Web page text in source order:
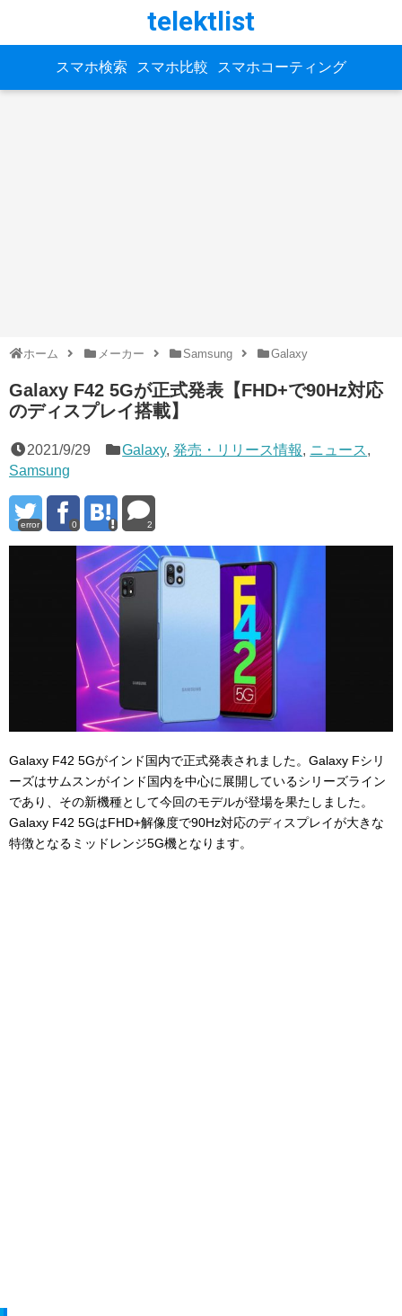
telektlist
スマホ検索 スマホ比較 スマホコーティング
ホーム メーカー Samsung Galaxy
Galaxy F42 5Gが正式発表【FHD+で90Hz対応
のディスプレイ搭載】
2021/9/29 Galaxy,発売・リリース情報, ニュース,
Samsung
error 0 2
Galaxy F42 5Gがインド国内で正式発表されました。Galaxy Fシリ
ーズはサムスンがインド国内を中心に展開しているシリーズライン
であり、その新機種として今回のモデルが登場を果たしました。
Galaxy F42 5GはFHD+解像度で90Hz対応のディスプレイが大きな
特徴となるミッドレンジ5G機となります。